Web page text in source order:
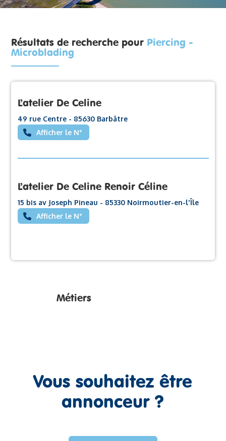
Résultats de recherche pour Piercing -
Microblading
L’atelier De Celine
49 rue Centre - 85630 Barbâtre
Afficher le N°
L’atelier De Celine Renoir Céline
15 bis av Joseph Pineau - 85330 Noirmoutier-en-l'Île
Afficher le N°
Métiers
Vous souhaitez être
annonceur ?